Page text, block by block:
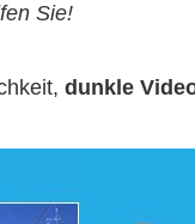
Sie!
dunkle